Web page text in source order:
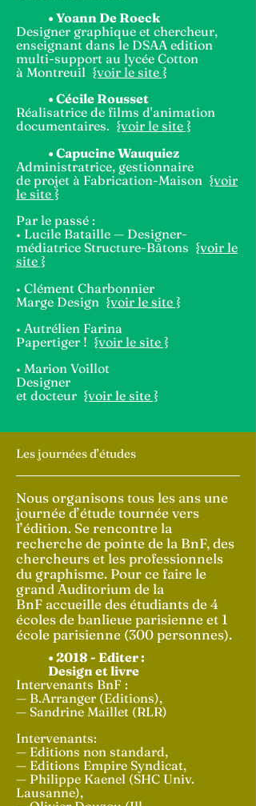
• Yoann De Roeck
Designer graphique et chercheur,
enseignant dans le DSAA edition
multi-support au lycée Cotton
à Montreuil {voir le site }
• Cécile Rousset
Réalisatrice de films d'animation
documentaires. {voir le site }
• Capucine Wauquiez
Administratrice, gestionnaire
de projet à Fabrication-Maison {voir
le site }
Par le passé :
• Lucile Bataille — Designer-
médiatrice Structure-Bâtons {voir le
site }
• Clément Charbonnier
Marge Design {voir le site }
• Autrélien Farina
Papertiger ! {voir le site }
• Marion Voillot
Designer
et docteur {voir le site }
Les journées d’études
Nousorganisonstous les ans une
journée d’étude tournée vers
l’édition. Se rencontre la
recherche de pointe de la BnF, des
chercheurset les professionnels
du graphisme. Pour ce faire le
grand Auditorium de la
BnF accueille des étudiants de 4
écoles de banlieue parisienne et 1
école parisienne (300 personnes).
• 2018 - Editer :
Design et livre
Intervenants BnF :
— B.Arranger (Editions),
— Sandrine Maillet (RLR)
Intervenants:
— Editions non standard,
— Editions Empire Syndicat,
— Philippe Kaenel (SHC Univ.
Lausanne),